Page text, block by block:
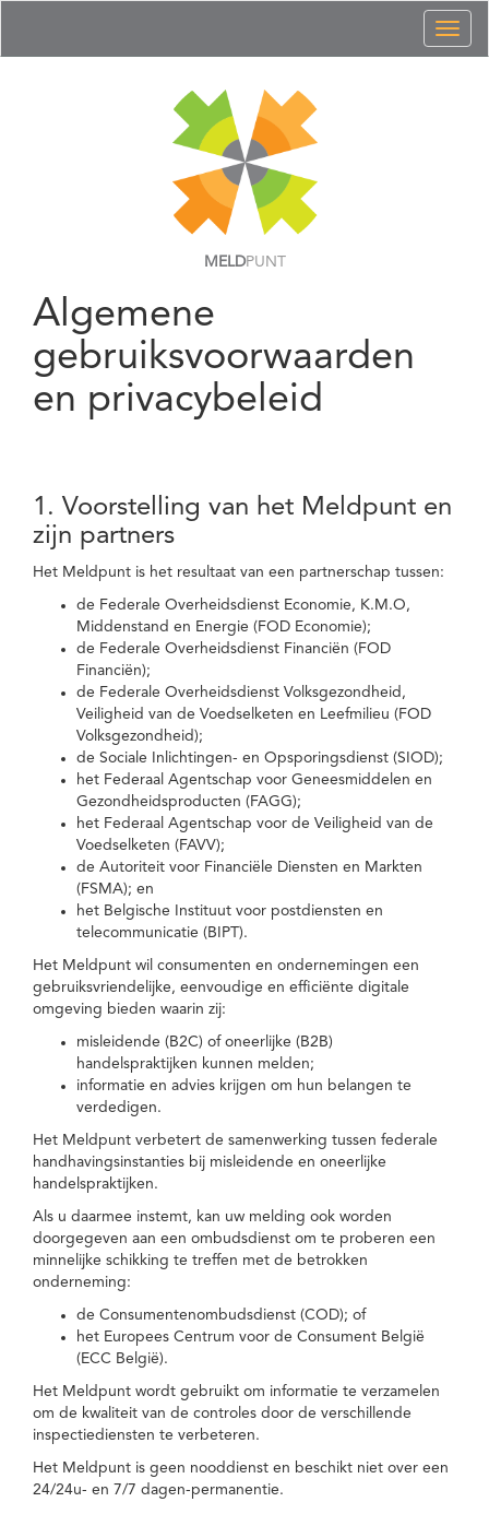
MELDPUNT
Algemene
gebruiksvoorwaarden
en privacybeleid
1. Voorstelling van het Meldpunt en
zijn partners
Het Meldpunt is het resultaat van een partnerschap tussen:
de Federale Overheidsdienst Economie, K.M.O,
Middenstand en Energie (FOD Economie);
de Federale Overheidsdienst Financiën (FOD
Financiën);
de Federale Overheidsdienst Volksgezondheid,
Veiligheid van de Voedselketen en Leefmilieu (FOD
Volksgezondheid);
de Sociale Inlichtingen- en Opsporingsdienst (SIOD);
het Federaal Agentschap voor Geneesmiddelen en
Gezondheidsproducten (FAGG);
het Federaal Agentschap voor de Veiligheid van de
Voedselketen (FAVV);
de Autoriteit voor Financiële Diensten en Markten
(FSMA); en
het Belgische Instituut voor postdiensten en
telecommunicatie (BIPT).
Het Meldpunt wil consumenten en ondernemingen een
gebruiksvriendelijke, eenvoudige en efficiënte digitale
omgeving bieden waarin zij:
misleidende (B2C) of oneerlijke (B2B)
handelspraktijken kunnen melden;
informatie en advies krijgen om hun belangen te
verdedigen.
Het Meldpunt verbetert de samenwerking tussen federale
handhavingsinstanties bij misleidende en oneerlijke
handelspraktijken.
Als u daarmee instemt, kan uw melding ook worden
doorgegeven aan een ombudsdienst om te proberen een
minnelijke schikking te treffen met de betrokken
onderneming:
de Consumentenombudsdienst (COD); of
het Europees Centrum voor de Consument België
(ECC België).
Het Meldpunt wordt gebruikt om informatie te verzamelen
om de kwaliteit van de controles door de verschillende
inspectiediensten te verbeteren.
Het Meldpunt is geen nooddienst en beschikt niet over een
24/24u- en 7/7 dagen-permanentie.